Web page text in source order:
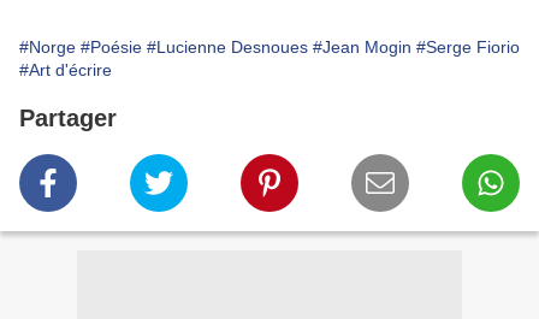
#Norge #Poésie #Lucienne Desnoues #Jean Mogin #Serge Fiorio
#Art d'écrire
Partager